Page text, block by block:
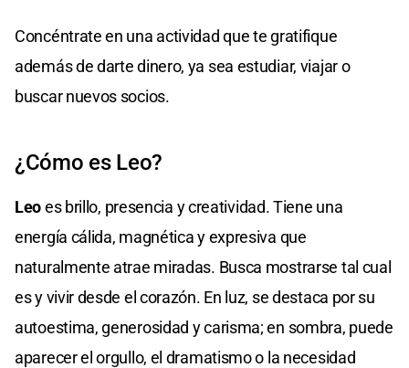
Concéntrate en una actividad que te gratifique
además de darte dinero, ya sea estudiar, viajar o
buscar nuevos socios.
¿Cómo es Leo?
Leoes brillo, presencia y creatividad. Tiene una
energía cálida, magnética y expresiva que
naturalmente atrae miradas. Busca mostrarse tal cual
es y vivir desde el corazón. En luz, se destaca por su
autoestima, generosidad y carisma; en sombra, puede
aparecer el orgullo, el dramatismo o la necesidad